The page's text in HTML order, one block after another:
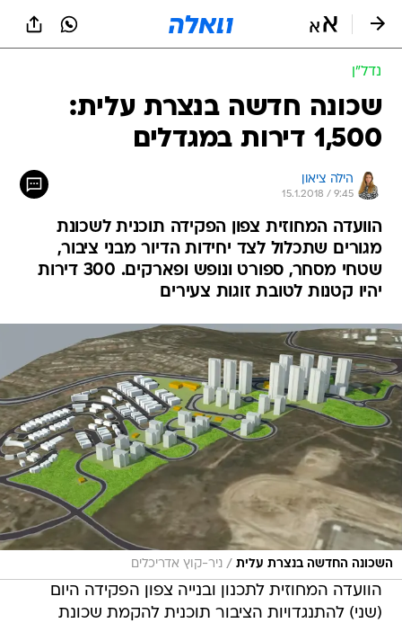
נדל״ן
שכונה חדשה בנצרת עלית:
1,500 דירות במגדלים
הילה ציאון
15.1.2018 / 9:45
הוועדה המחוזית צפון הפקידה תוכנית לשכונת
מגורים שתכלול לצד יחידות הדיור מבני ציבור,
שטחי מסחר, ספורט ונופש ופארקים. 300 דירות
יהיו קטנות לטובת זוגות צעירים
השכונה החדשה בנצרת עלית / ניר-קוץ אדריכלים
הוועדה המחוזית לתכנון ובנייה צפון הפקידה היום
(שני) להתנגדויות הציבור תוכנית להקמת שכונת